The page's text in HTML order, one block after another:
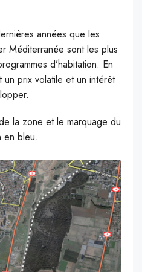
années que les
Méditerranée sont les plus
d’habitation. En
prix volatile et un intérêt
la zone et le marquage du
en bleu.